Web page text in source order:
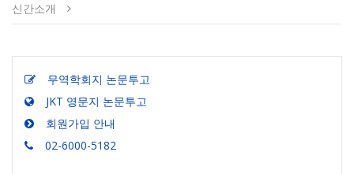
신간소개
무역학회지 논문투고
JKT 영문지 논문투고
회원가입 안내
02-6000-5182